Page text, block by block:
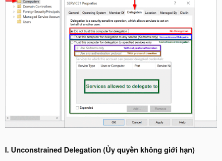
I. Unconstrained Delegation (Ủy quyền không giới hạn)